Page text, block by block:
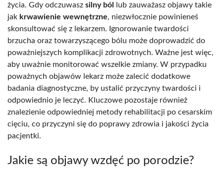
życia. Gdy odczuwasz silny ból
lub zauważasz objawy takie
jak krwawienie wewnętrzne, niezwłocznie powinieneś
skonsultować się z lekarzem. Ignorowanie twardości
brzucha oraz towarzyszącego bólu może doprowadzić do
poważniejszych komplikacji zdrowotnych. Ważne jest więc,
aby uważnie monitorować wszelkie zmiany. W przypadku
poważnych objawów lekarz może zalecić dodatkowe
badania diagnostyczne, by ustalić przyczyny twardości i
odpowiednio je leczyć. Kluczowe pozostaje również
znalezienie odpowiedniej metody rehabilitacji po cesarskim
cięciu, co przyczyni się do poprawy zdrowia i jakości życia
pacjentki.
Jakie są objawy wzdęć po porodzie?